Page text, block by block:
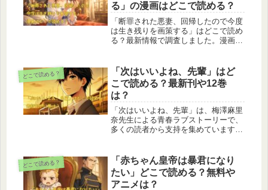
る」の漫画はどこで読める？
「断罪された悪妻、回帰したので今度
は生き残りを画策する」はどこで読め
る？最新情報で調査しました。漫画版
めるのかどうかを分かりやすく整理し
ています。これから読もうと思ってい
る方が迷わずチェックできるよう、読
めるサイト・読めないサイトも含めて
まとめました。
どこで読める？
「次はいいよね、先輩」はど
こで読める？最新刊や12巻
は？
「次はいいよね、先輩」は、梅澤麻里
奈先生による青春ラブストーリーで、
多くの読者から支持を集めています。
子書籍での購入方法、無料試し読みが
できるサービス、お得に読めるストア
を...
どこで読める？
「赤ちゃん皇帝は暴君になり
たい」どこで読める？無料や
アニメは？